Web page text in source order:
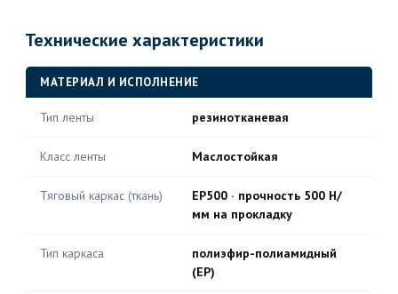
Технические характеристики
МАТЕРИАЛ И ИСПОЛНЕНИЕ
Тип ленты резинотканевая
Класс ленты Маслостойкая
Тяговый каркас (ткань)
EP500 · прочность 500 Н/
мм на прокладку
Тип каркаса
полиэфир-полиамидный
(EP)